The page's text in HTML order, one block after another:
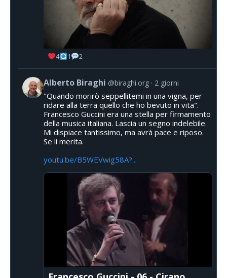
4 1 2
Alberto Biraghi @biraghi.org 2 giorni
"Quando morirò seppellitemi in una vigna, per
ridare alla terra quello che ho bevuto in vita".
Francesco Guccini era una stella per firmamento
della musica italiana. Lascia un segno indelebile.
Mi dispiace tantissimo, ma avrà pace e riposo.
Se li merita.
youtu.be/B5WEVwig58A?...